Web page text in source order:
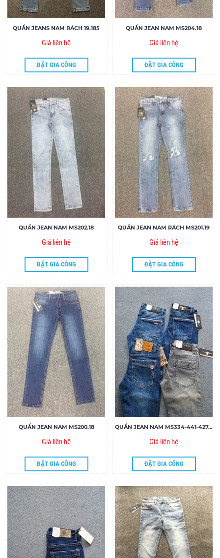
QUẦN JEANS NAM RÁCH 19.185
Giá liên hệ
ĐẶT GIA CÔNG
QUẦN JEAN NAM MS204.18
Giá liên hệ
ĐẶT GIA CÔNG
QUẦN JEAN NAM MS202.18
Giá liên hệ
ĐẶT GIA CÔNG
QUẦN JEAN NAM RÁCH MS201.19
Giá liên hệ
ĐẶT GIA CÔNG
QUẦN JEAN NAM MS200.18
Giá liên hệ
ĐẶT GIA CÔNG
QUẦN JEAN NAM MS334-441-427.18
Giá liên hệ
ĐẶT GIA CÔNG